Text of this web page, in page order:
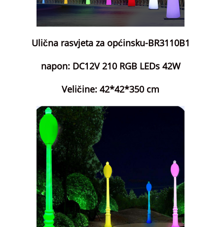
Ulična rasvjeta za općinsku-BR3110B1
napon: DC12V 210 RGB LEDs 42W
Veličine: 42*42*350 cm